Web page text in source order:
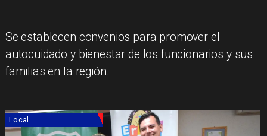
Se establecen convenios para promover el
autocuidado y bienestar de los funcionarios y sus
familias en la región.
Local